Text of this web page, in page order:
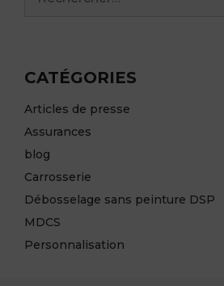
CATÉGORIES
Articles de presse
Assurances
blog
Carrosserie
Débosselage sans peinture DSP
MDCS
Personnalisation